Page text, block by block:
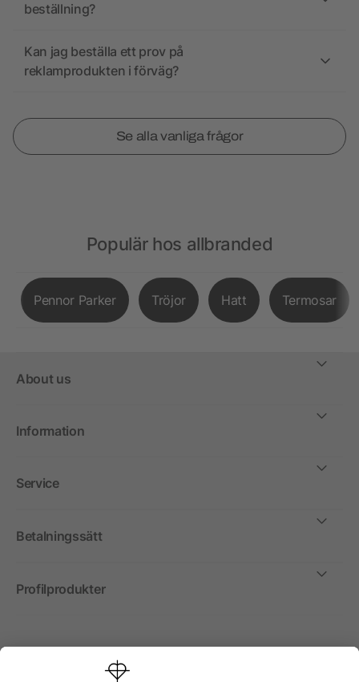
beställning?
Kan jag beställa ett prov på
reklamprodukten i förväg?
Se alla vanliga frågor
Populär hos allbranded
Pennor Parker Tröjor Hatt Termosar
About us
Information
Service
Betalningssätt
Profilprodukter
Internationellt